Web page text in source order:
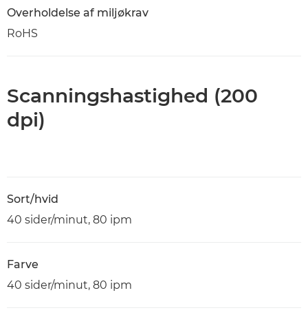
Overholdelse af miljøkrav
RoHS
Scanningshastighed (200
dpi)
Sort/hvid
40 sider/minut, 80 ipm
Farve
40 sider/minut, 80 ipm